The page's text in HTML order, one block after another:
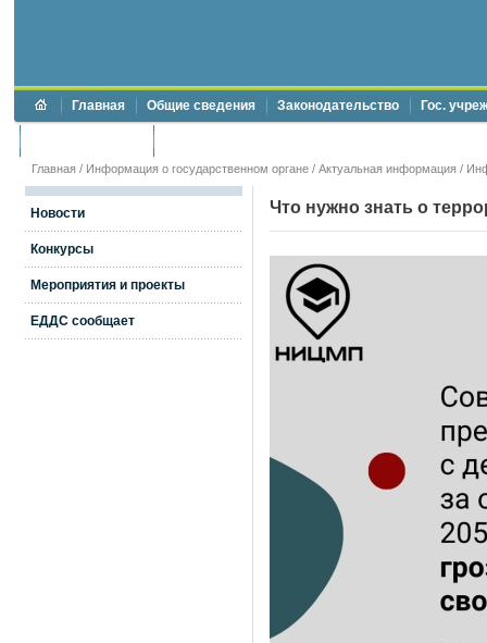
Главная Общие сведения Законодательство Гос.
Главная / Информация о государственном органе / Актуальная информация /
Новости
Конкурсы
Мероприятия и проекты
ЕДДС сообщает
Что нужно знать о